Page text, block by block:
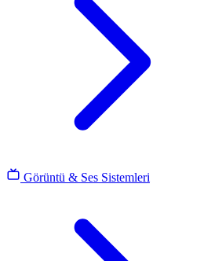
Görüntü & Ses Sistemleri